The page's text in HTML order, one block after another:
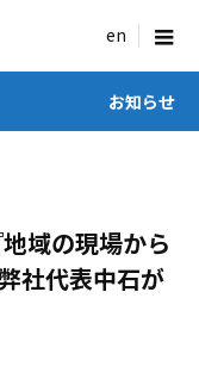
menu
お知らせ
域の現場から
社代表中石が